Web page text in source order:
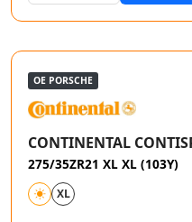
OE PORSCHE
CONTINENTAL
275/35ZR21 XL XL (103Y)
XL